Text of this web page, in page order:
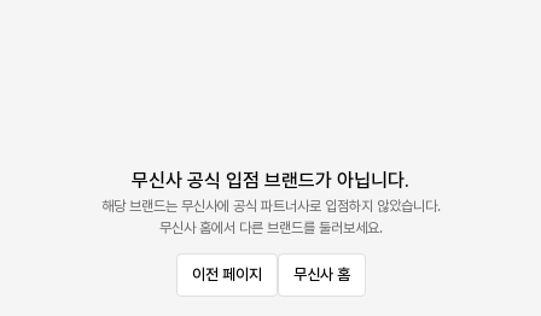
무신사 공식 입점 브랜드가 아닙니다.
해당 브랜드는 무신사에 공식 파트너사로 입점하지 않았습니다.
무신사 홈에서 다른 브랜드를 둘러보세요.
이전 페이지 무신사 홈